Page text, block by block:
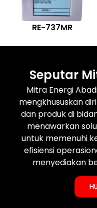
RE-737MR
Seputar
Mitra Energi
mengkhususkan
dan produk di
menawarkan
untuk memenuhi
efisiensi
menyediakan